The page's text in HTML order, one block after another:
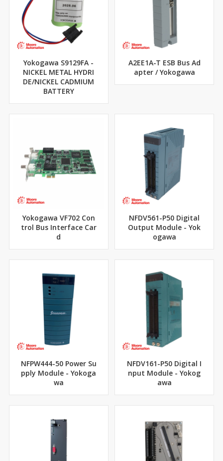
Yokogawa S9129FA -
NICKEL METAL HYDRI
DE/NICKEL CADMIUM
BATTERY
A2EE1A-T ESB Bus Ad
apter / Yokogawa
Yokogawa VF702 Con
trol Bus Interface Car
d
NFDV561-P50 Digital
Output Module - Yok
ogawa
NFPW444-50 Power Su
pply Module - Yokoga
wa
NFDV161-P50 Digital I
nput Module - Yokog
awa